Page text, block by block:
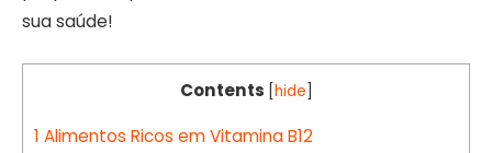
sua saúde!
Contents hide
1 Alimentos Ricos em Vitamina B12